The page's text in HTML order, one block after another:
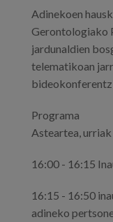
Adinekoen
Gerontologiako
jardunaldien
telematikoan
Programa
Asteartea,
16:00 - 16:15
16:15 - 16:50
adineko